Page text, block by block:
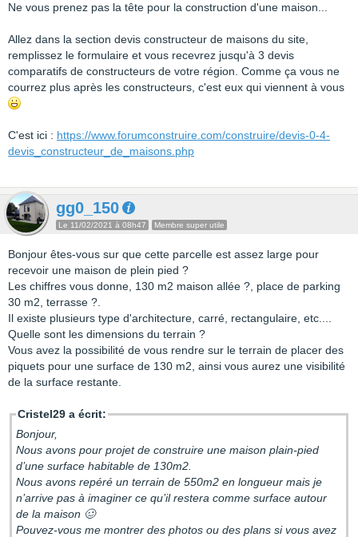
Ne vous prenez pas la tête pour la construction d'une maison...
Allez dans la section devis constructeur de maisons du site,
remplissez le formulaire et vous recevrez jusqu'à 3 devis
comparatifs de constructeurs de votre région. Comme ça vous ne
courrez plus après les constructeurs, c'est eux qui viennent à vous
C'est ici : https://www.forumconstruire.com/construire/devis-0-4-
devis_constructeur_de_maisons.php
gg0_150
Le 11/02/2021 à 08h47 Membre super utile
Bonjour êtes-vous sur que cette parcelle est assez large pour
recevoir une maison de plein pied ?
Les chiffres vous donne, 130 m2 maison allée ?, place de parking
30 m2, terrasse ?.
Il existe plusieurs type d'architecture, carré, rectangulaire, etc....
Quelle sont les dimensions du terrain ?
Vous avez la possibilité de vous rendre sur le terrain de placer des
piquets pour une surface de 130 m2, ainsi vous aurez une visibilité
de la surface restante.
Cristel29 a écrit:
Bonjour,
Nous avons pour projet de construire une maison plain-pied
d’une surface habitable de 130m2.
Nous avons repéré un terrain de 550m2 en longueur mais je
n’arrive pas à imaginer ce qu’il restera comme surface autour
de la maison 🥴
Pouvez-vous me montrer des photos ou des plans si vous avez